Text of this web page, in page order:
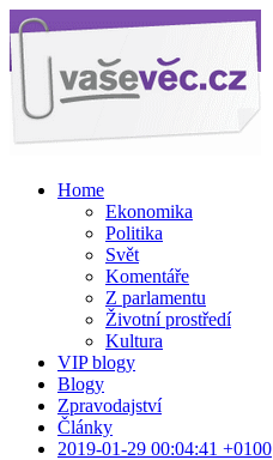
Home
Ekonomika
Politika
Svět
Komentáře
Z parlamentu
Životní prostředí
Kultura
VIP blogy
Blogy
Zpravodajství
Články
2019-01-29 00:04:41 +0100